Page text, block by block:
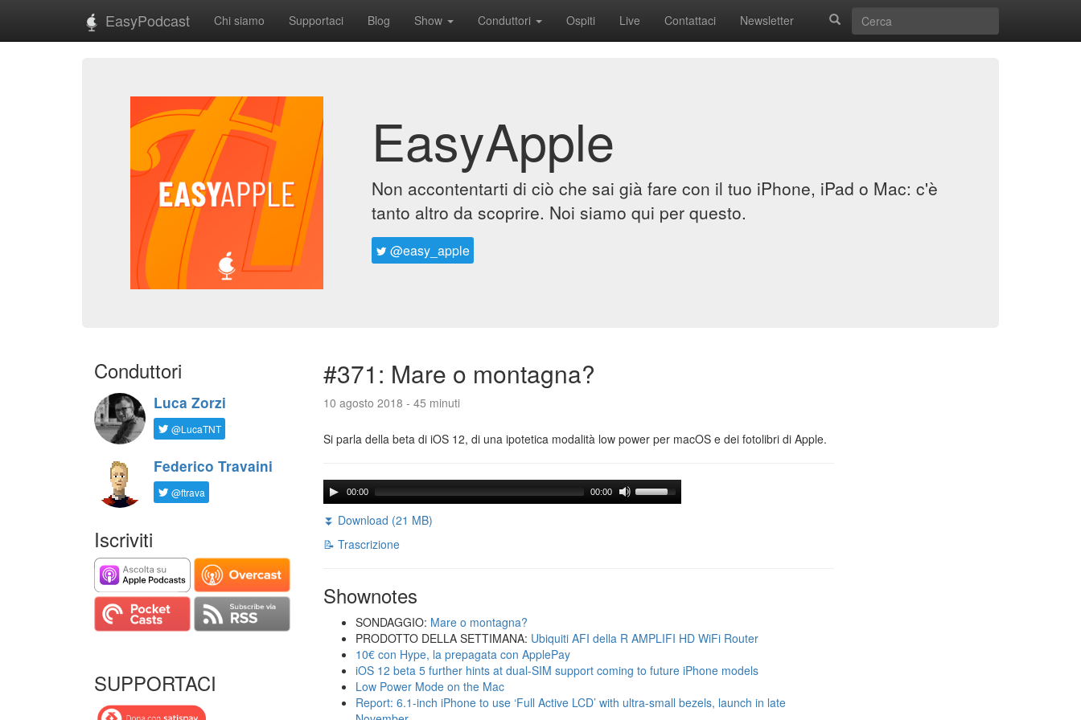
EasyPodcast Chi siamo Supportaci Blog Show Conduttori Ospiti Live Contattaci Newsletter
EasyApple
Non accontentarti di ciò che sai già fare con il tuo iPhone, iPad o Mac: c'è
tanto altro da scoprire. Noi siamo qui per questo.
@easy_apple
Conduttori
Luca Zorzi
@LucaTNT
Federico Travaini
@ftrava
Iscriviti
SUPPORTACI
#371: Mare o montagna?
10 agosto 2018 - 45 minuti
Si parla della beta di iOS 12, di una ipotetica modalità low power per macOS e dei fotolibri di Apple.
00:00 00:00
⏬ Download (21 MB)
📝 Trascrizione
Shownotes
SONDAGGIO: Mare o montagna?
PRODOTTO DELLA SETTIMANA: Ubiquiti AFI della R AMPLIFI HD WiFi Router
10€ con Hype, la prepagata con ApplePay
iOS 12 beta 5 further hints at dual-SIM support coming to future iPhone models
Low Power Mode on the Mac
Report: 6.1-inch iPhone to use ‘Full Active LCD’ with ultra-small bezels, launch in late